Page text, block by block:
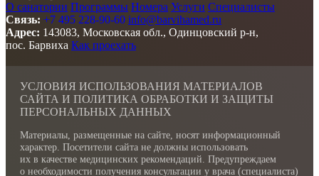
О санатории Программы Номера Услуги Специалисты
Связь: +7 495 228-90-60 info@barvihamed.ru
Адрес: 143083, Московская обл., Одинцовский р-н,
пос. Барвиха Как проехать
УСЛОВИЯ ИСПОЛЬЗОВАНИЯ МАТЕРИАЛОВ
САЙТА И ПОЛИТИКА ОБРАБОТКИ И ЗАЩИТЫ
ПЕРСОНАЛЬНЫХ ДАННЫХ
Материалы, размещенные на сайте, носят информационный
характер. Посетители сайта не должны использовать
их в качестве медицинских рекомендаций. Предупреждаем
о необходимости получения консультации у врача (специалиста)